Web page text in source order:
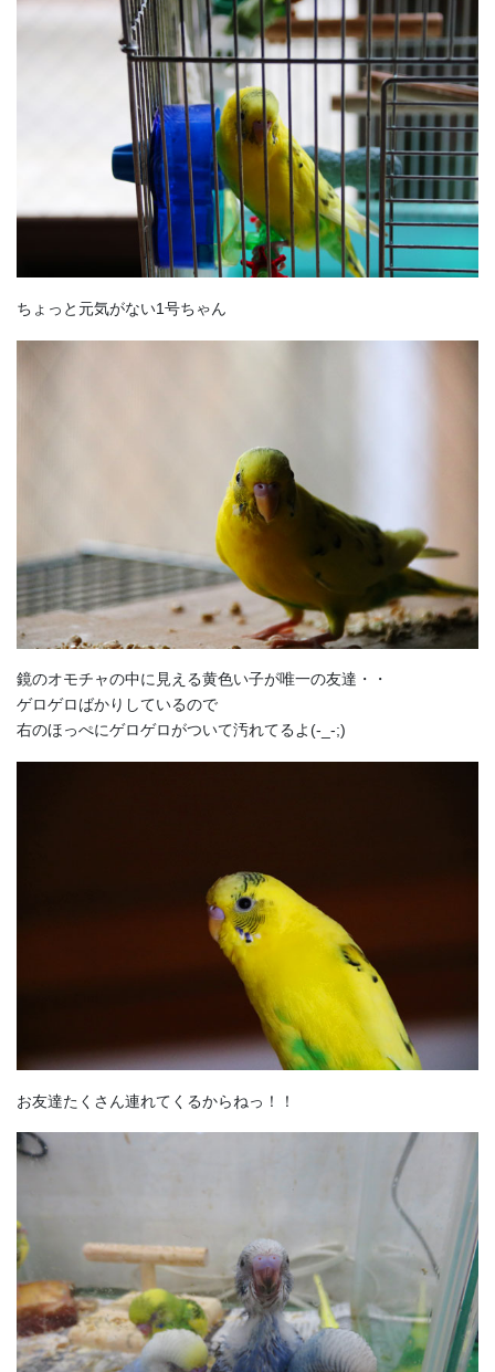
ちょっと元気がない1号ちゃん
鏡のオモチャの中に見える黄色い子が唯一の友達・・
ゲロゲロばかりしているので
右のほっぺにゲロゲロがついて汚れてるよ(-_-;)
お友達たくさん連れてくるからねっ！！